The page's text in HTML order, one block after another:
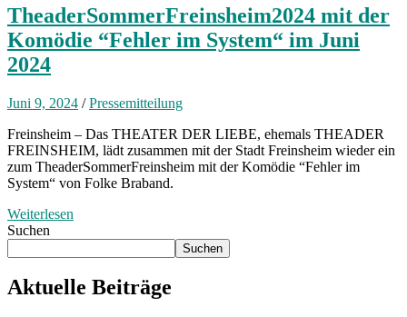
TheaderSommerFreinsheim2024 mit der
Komödie “Fehler im System“ im Juni
2024
Juni 9, 2024 /Pressemitteilung
Freinsheim – Das THEATER DER LIEBE, ehemals THEADER
FREINSHEIM, lädt zusammen mit der Stadt Freinsheim wieder ein
zum TheaderSommerFreinsheim mit der Komödie “Fehler im
System“ von Folke Braband.
Weiterlesen
Suchen
Suchen
Aktuelle Beiträge